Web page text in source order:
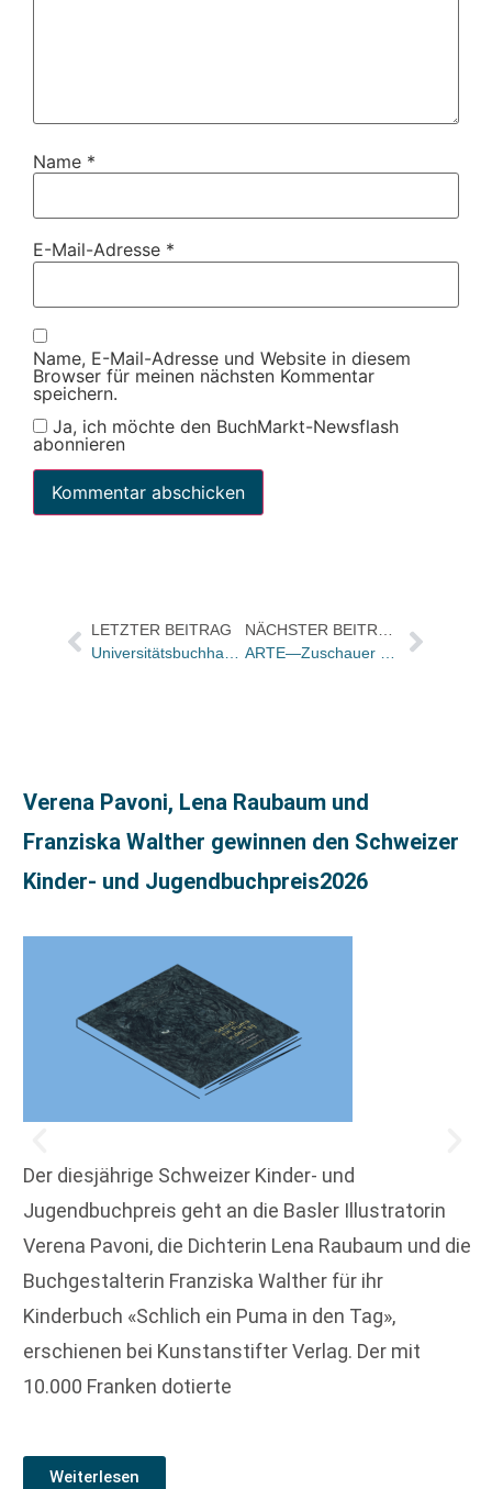
Name *
E-Mail-Adresse *
Name, E-Mail-Adresse und Website in diesem
Browser für meinen nächsten Kommentar
speichern.
Ja, ich möchte den BuchMarkt-Newsflash
abonnieren
LETZTER BEITRAG
Verena Pavoni, Lena Raubaum und
Franziska Walther gewinnen den Schweizer
Kinder- und Jugendbuchpreis2026
Der diesjährige Schweizer Kinder- und
Jugendbuchpreis geht an die Basler Illustratorin
Verena Pavoni, die Dichterin Lena Raubaum und die
Buchgestalterin Franziska Walther für ihr
Kinderbuch «Schlich ein Puma in den Tag»,
erschienen bei Kunstanstifter Verlag. Der mit
10.000 Franken dotierte
Weiterlesen